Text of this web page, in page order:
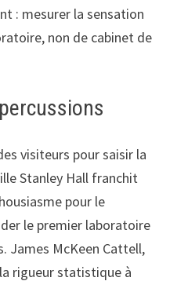
: mesurer la sensation
non de cabinet de
visiteurs pour saisir la
Stanley Hall franchit
pour le
le premier laboratoire
James McKeen Cattell,
rigueur statistique à